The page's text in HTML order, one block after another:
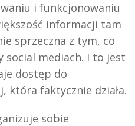
i funkcjonowaniu
informacji tam
sprzeczna z tym, co
social mediach. I to jest
dostęp do
która faktycznie działa.
sobie